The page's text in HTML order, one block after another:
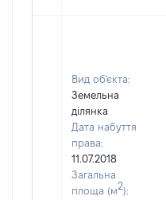
Вид об'єкта:
Земельна
ділянка
Дата набуття
права:
11.07.2018
Загальна
площа (м2):